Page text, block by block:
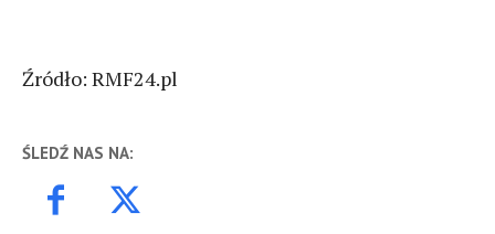
Źródło: RMF24.pl
ŚLEDŹ NAS NA: